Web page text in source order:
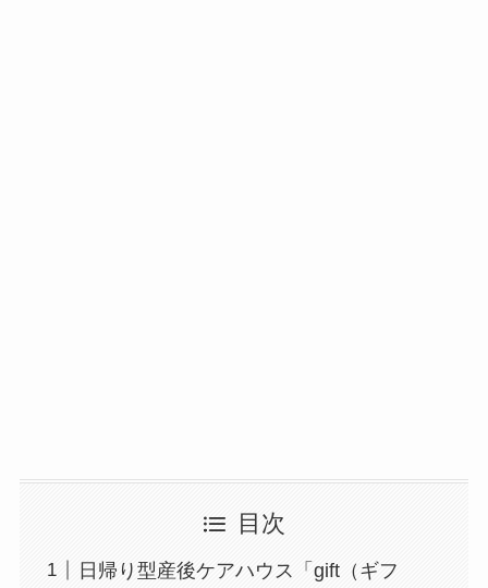
目次
日帰り型産後ケアハウス「gift（ギフ